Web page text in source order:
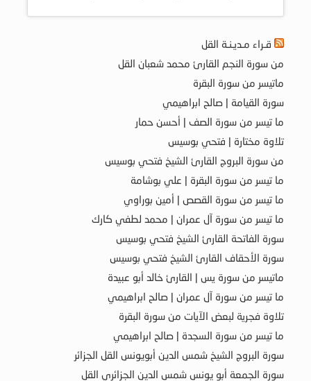
قـراء مـديـنـة القل
من سورة النجم القارئ محمد شعبان القل
ماتيسر من سورة البقرة
سورة القيامة | صالح ابراهيمي
ما تيسر من سورة الصف | أحسن حمار
تلاوة مختارة | فتحي بوسيس
من سورة البروج القارئ الشيخ فتحي بوسيس
ما تيسر من سورة البقرة | علي بوشامة
ما تيسر من سورة القصص | أمين بوراوي
ما تيسر من سورة آل عمران | محمد لطفي كارك
سورة الفاتحة القارئ الشيخ فتحي بوسيس
سورة الأحقاف القارئ الشيخ فتحي بوسيس
ماتيسر من سورة يس | القارئ خالد أبو عبيدة
ما تيسر من سورة آل عمران | صالح ابراهيمي
تلاوة فجرية لبعض الآيات من سورة البقرة
ما تيسر من سورة السجدة | صالح ابراهيمي
سورة البروج الشيخ شمس الدين أبويونس القل الجزائر
سورة الجمعة أبو يونس شمس الدين الجزائري القل